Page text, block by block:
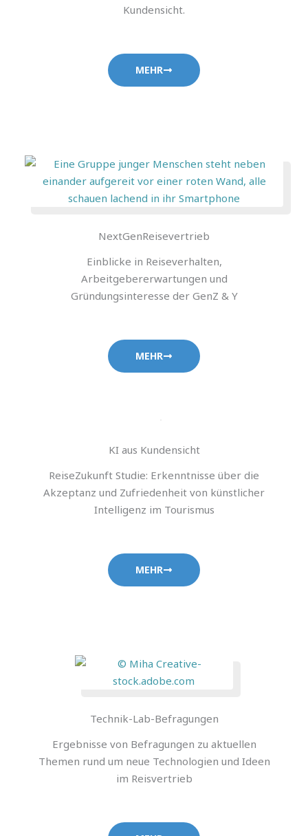
Kundensicht.
MEHR
NextGenReisevertrieb
Einblicke in Reiseverhalten,
Arbeitgebererwartungen und
Gründungsinteresse der GenZ & Y
MEHR
KI aus Kundensicht
ReiseZukunft Studie: Erkenntnisse über die
Akzeptanz und Zufriedenheit von künstlicher
Intelligenz im Tourismus
MEHR
Technik-Lab-Befragungen
Ergebnisse von Befragungen zu aktuellen
Themen rund um neue Technologien und Ideen
im Reisvertrieb